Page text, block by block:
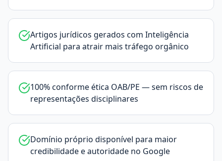
Artigos jurídicos gerados com Inteligência
Artificial para atrair mais tráfego orgânico
100% conforme ética OAB/PE — sem riscos de
representações disciplinares
Domínio próprio disponível para maior
credibilidade e autoridade no Google